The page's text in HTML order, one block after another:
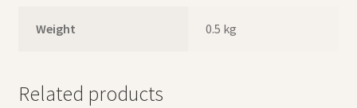
Weight 0.5 kg
Related products